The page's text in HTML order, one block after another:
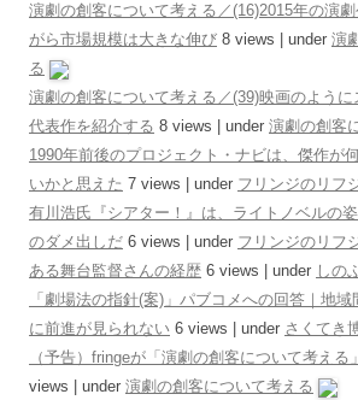
演劇の創客について考える／(16)2015年の演
がら市場規模は大きな伸び 8 views under 演
る
演劇の創客について考える／(39)映画のよう
代表作を紹介する 8 views under 演劇の創客
1990年前後のプロジェクト・ナビは、傑作が
いかと思えた 7 views under フリンジのリフ
有川浩氏『シアター！』は、ライトノベルの
のダメ出しだ 6 views under フリンジのリフ
ある舞台監督さんの経歴 6 views under しの
「劇場法の指針(案)」パブコメへの回答｜地
に前進が見られない 6 views under さくてき
（予告）fringeが「演劇の創客について考える
views
under 演劇の創客について考える